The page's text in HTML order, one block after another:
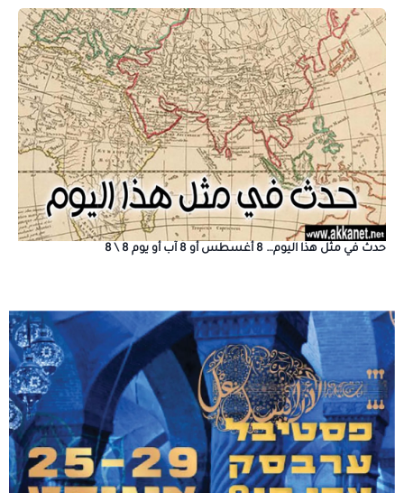
حدث في مثل هذا اليوم… 8 أغسطس أو 8 آب أو يوم 8 \ 8